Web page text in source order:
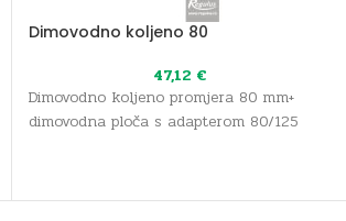
Dimovodno koljeno 80
47,12 €
Dimovodno koljeno promjera 80 mm+
dimovodna ploča s adapterom 80/125